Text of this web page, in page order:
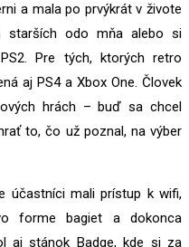
a mala po prvýkrát v živote
starších odo mňa alebo si
Pre tých, ktorých retro
aj PS4 a Xbox One. Človek
hrách – buď sa chcel
to, čo už poznal, na výber
účastníci mali prístup k wifi,
forme bagiet a dokonca
aj stánok Badge, kde si za